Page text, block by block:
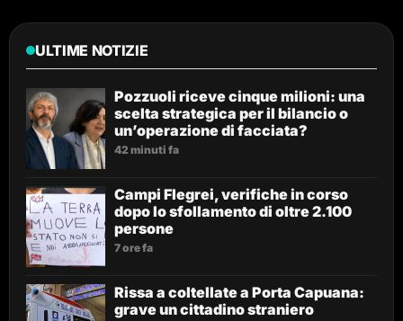
ULTIME NOTIZIE
Pozzuoli riceve cinque milioni: una
scelta strategica per il bilancio o
un’operazione di facciata?
42 minuti fa
Campi Flegrei, verifiche in corso
dopo lo sfollamento di oltre 2.100
persone
7 ore fa
Rissa a coltellate a Porta Capuana:
grave un cittadino straniero